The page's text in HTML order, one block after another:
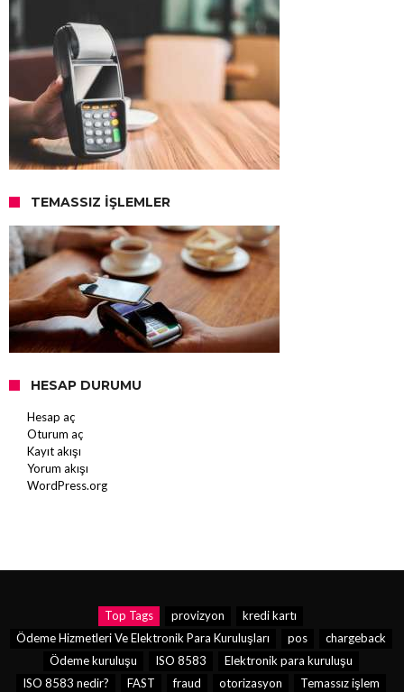
TEMASSIZ İŞLEMLER
HESAP DURUMU
Hesap aç
Oturum aç
Kayıt akışı
Yorum akışı
WordPress.org
Top Tags provizyon
kredi kartı
Ödeme Hizmetleri Ve Elektronik Para Kuruluşları
pos
chargeback
Ödeme kuruluşu
ISO 8583
Elektronik para kuruluşu
ISO 8583 nedir?
FAST fraud otorizasyon Temassız işlem